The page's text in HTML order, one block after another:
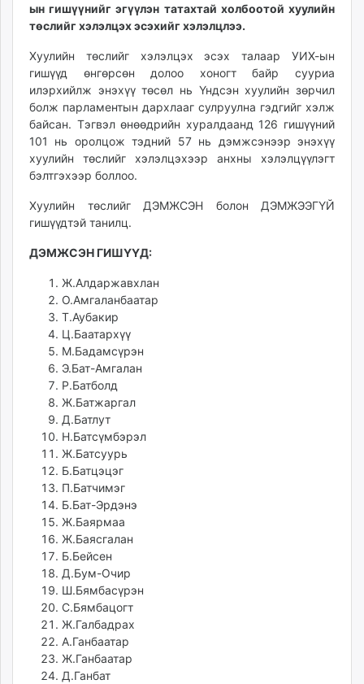
asu.mn
shudarga.mn
shuurhai.mn
unuudur.mn
isee.mn
mglradio.com
fact.mn
itoim.mn
tumen.mn
times.mn
mass.mn
unegui.mn
assa.mn
toim.mn
tac.mn
paparazzi.mn
unread.today
ын гишүүнийг эгүүлэн татахтай холбоотой хуулийн
төслийг хэлэлцэх эсэхийг хэлэлцлээ.
Хуулийн төслийг хэлэлцэх эсэх талаар УИХ-ын
гишүүд өнгөрсөн долоо хоногт байр сууриа
илэрхийлж энэхүү төсөл нь Үндсэн хуулийн зөрчил
болж парламентын дархлааг сулруулна гэдгийг хэлж
байсан. Тэгвэл өнөөдрийн хуралдаанд 126 гишүүний
101 нь оролцож тэдний 57 нь дэмжсэнээр энэхүү
хуулийн төслийг хэлэлцэхээр анхны хэлэлцүүлэгт
бэлтгэхээр боллоо.
Хуулийн төслийг ДЭМЖСЭН болон ДЭМЖЭЭГҮЙ
гишүүдтэй танилц.
ДЭМЖСЭН ГИШҮҮД:
Ж.Алдаржавхлан
О.Амгаланбаатар
Т.Аубакир
Ц.Баатархүү
М.Бадамсүрэн
Э.Бат-Амгалан
Р.Батболд
Ж.Батжаргал
Д.Батлут
Н.Батсүмбэрэл
Ж.Батсуурь
Б.Батцэцэг
П.Батчимэг
Б.Бат-Эрдэнэ
Ж.Баярмаа
Ж.Баясгалан
Б.Бейсен
Д.Бум-Очир
Ш.Бямбасүрэн
С.Бямбацогт
Ж.Галбадрах
А.Ганбаатар
Ж.Ганбаатар
Д.Ганбат